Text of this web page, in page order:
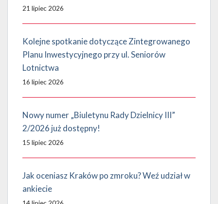
21 lipiec 2026
Kolejne spotkanie dotyczące Zintegrowanego
Planu Inwestycyjnego przy ul. Seniorów
Lotnictwa
16 lipiec 2026
Nowy numer „Biuletynu Rady Dzielnicy III”
2/2026 już dostępny!
15 lipiec 2026
Jak oceniasz Kraków po zmroku? Weź udział w
ankiecie